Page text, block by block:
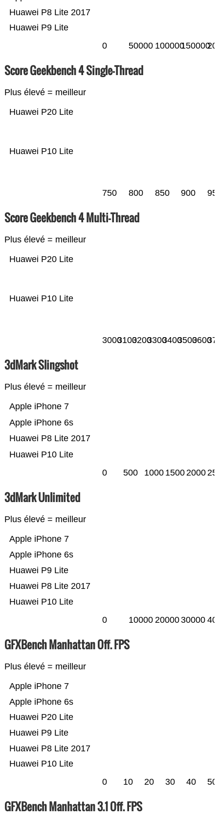
Huawei P9 Lite
Huawei P8 Lite 2017
0 50000 100000150000
Score Geekbench 4 Single-Thread
Plus élevé = meilleur
Huawei P10 Lite
Huawei P20 Lite
750 800 850 900
Score Geekbench 4 Multi-Thread
Plus élevé = meilleur
Huawei P10 Lite
Huawei P20 Lite
3000310032003300340035003600
3dMark Slingshot
Plus élevé = meilleur
Huawei P10 Lite
Huawei P8 Lite 2017
Apple iPhone 6s
Apple iPhone 7
0 500 1000 15002000
3dMark Unlimited
Plus élevé = meilleur
Huawei P10 Lite
Huawei P8 Lite 2017
Huawei P9 Lite
Apple iPhone 6s
Apple iPhone 7
0 10000 2000030000
GFXBench Manhattan Off. FPS
Plus élevé = meilleur
Huawei P10 Lite
Huawei P8 Lite 2017
Huawei P9 Lite
Huawei P20 Lite
Apple iPhone 6s
Apple iPhone 7
0 10 20 30 40 50
GFXBench Manhattan 3.1 Off. FPS